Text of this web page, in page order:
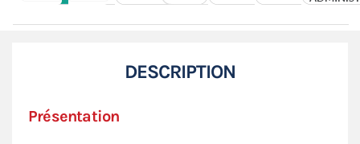
DESCRIPTION
Présentation